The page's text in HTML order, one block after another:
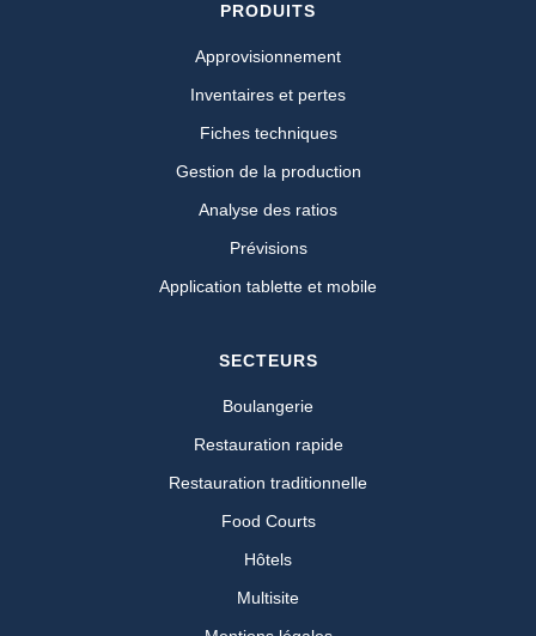
PRODUITS
Approvisionnement
Inventaires et pertes
Fiches techniques
Gestion de la production
Analyse des ratios
Prévisions
Application tablette et mobile
SECTEURS
Boulangerie
Restauration rapide
Restauration traditionnelle
Food Courts
Hôtels
Multisite